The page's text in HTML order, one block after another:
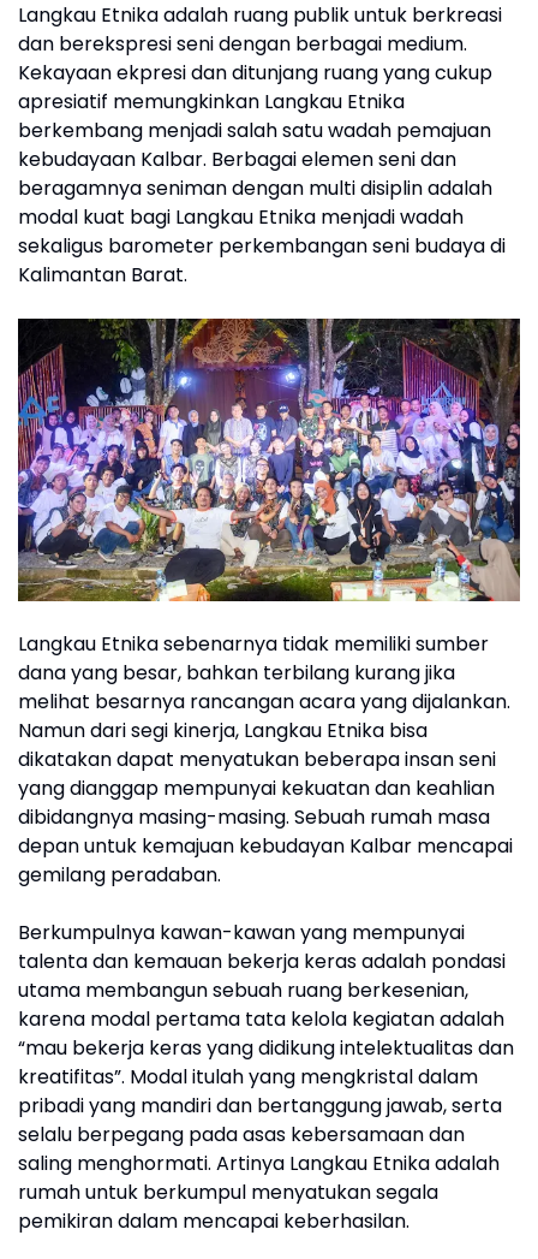
Langkau Etnika adalah ruang publik untuk berkreasi
dan berekspresi seni dengan berbagai medium.
Kekayaan ekpresi dan ditunjang ruang yang cukup
apresiatif memungkinkan Langkau Etnika
berkembang menjadi salah satu wadah pemajuan
kebudayaan Kalbar. Berbagai elemen seni dan
beragamnya seniman dengan multi disiplin adalah
modal kuat bagi Langkau Etnika menjadi wadah
sekaligus barometer perkembangan seni budaya di
Kalimantan Barat.
Langkau Etnika sebenarnya tidak memiliki sumber
dana yang besar, bahkan terbilang kurang jika
melihat besarnya rancangan acara yang dijalankan.
Namun dari segi kinerja, Langkau Etnika bisa
dikatakan dapat menyatukan beberapa insan seni
yang dianggap mempunyai kekuatan dan keahlian
dibidangnya masing-masing. Sebuah rumah masa
depan untuk kemajuan kebudayan Kalbar mencapai
gemilang peradaban.
Berkumpulnya kawan-kawan yang mempunyai
talenta dan kemauan bekerja keras adalah pondasi
utama membangun sebuah ruang berkesenian,
karena modal pertama tata kelola kegiatan adalah
“mau bekerja keras yang didikung intelektualitas dan
kreatifitas”. Modal itulah yang mengkristal dalam
pribadi yang mandiri dan bertanggung jawab, serta
selalu berpegang pada asas kebersamaan dan
saling menghormati. Artinya Langkau Etnika adalah
rumah untuk berkumpul menyatukan segala
pemikiran dalam mencapai keberhasilan.